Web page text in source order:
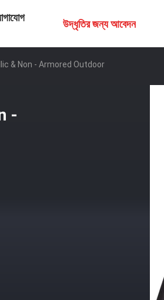
উদ্ধৃতির জন্য আবেদন
& Non - Armored Outdoor
-